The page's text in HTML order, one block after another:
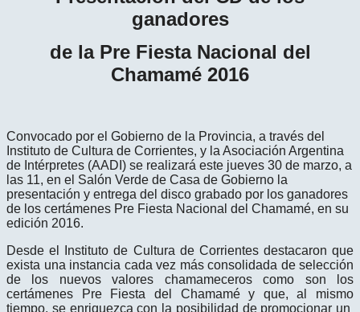
ganadores
de la Pre Fiesta Nacional del
Chamamé 2016
Convocado por el Gobierno de la Provincia, a través del
Instituto de Cultura de Corrientes, y la Asociación Argentina
de Intérpretes (AADI) se realizará este jueves 30 de marzo, a
las 11, en el Salón Verde de Casa de Gobierno la
presentación y entrega del disco grabado por los ganadores
de los certámenes Pre Fiesta Nacional del Chamamé, en su
edición 2016.
Desde el Instituto de Cultura de Corrientes destacaron que
exista una instancia cada vez más consolidada de selección
de los nuevos valores chamameceros como son los
certámenes Pre Fiesta del Chamamé y que, al mismo
tiempo, se enriquezca con la posibilidad de promocionar un